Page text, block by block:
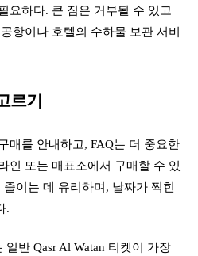
요하다. 큰 짐은 거부될 수 있고
항이나 호텔의 수하물 보관 서비
르기
매를 안내하고, FAQ는 더 중요한
인 또는 매표소에서 구매할 수 있
이는 데 유리하며, 날짜가 찍힌
.
반 Qasr Al Watan 티켓이 가장